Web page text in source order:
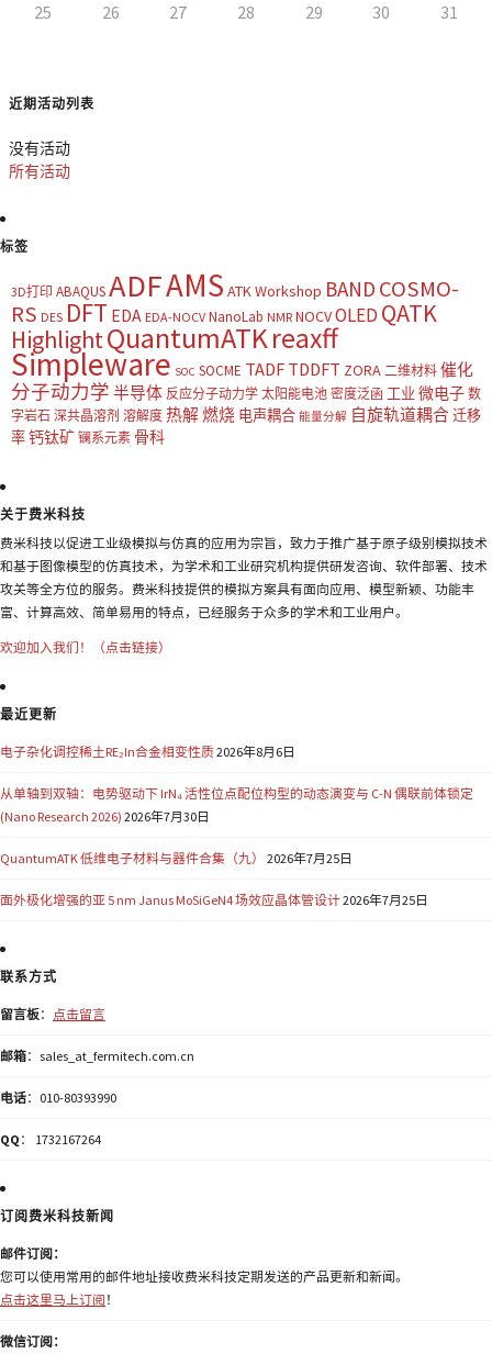
25 26 27 28 29 30 31
近期活动列表
没有活动
所有活动
标签
3D打印 ABAQUSADFAMS ATK Workshop BAND COSMO-
RS DES DFT EDA EDA-NOCV NanoLab NMR NOCVOLED QATK
HighlightQuantumATKreaxff
Simpleware SOC SOCME TADF TDDFT ZORA 二维材料 催化
分子动力学 半导体 反应分子动力学 太阳能电池 密度泛函 工业 微电子 数
字岩石 深共晶溶剂 溶解度 热解燃烧 电声耦合 能量分解 自旋轨道耦合迁移
率钙钛矿 镧系元素 骨科
关于费米科技
费米科技以促进工业级模拟与仿真的应用为宗旨，致力于推广基于原子级别模拟技术
和基于图像模型的仿真技术，为学术和工业研究机构提供研发咨询、软件部署、技术
攻关等全方位的服务。费米科技提供的模拟方案具有面向应用、模型新颖、功能丰
富、计算高效、简单易用的特点，已经服务于众多的学术和工业用户。
欢迎加入我们！（点击链接）
最近更新
电子杂化调控稀土RE₂In合金相变性质2026年8月6日
从单轴到双轴：电势驱动下 IrN₄ 活性位点配位构型的动态演变与 C-N 偶联前体锁定
(Nano Research 2026) 2026年7月30日
QuantumATK 低维电子材料与器件合集（九） 2026年7月25日
面外极化增强的亚 5 nm Janus MoSiGeN4 场效应晶体管设计2026年7月25日
联系方式
留言板： 点击留言
邮箱：sales_at_fermitech.com.cn
电话：010-80393990
QQ ： 1732167264
订阅费米科技新闻
邮件订阅：
您可以使用常用的邮件地址接收费米科技定期发送的产品更新和新闻。
点击这里马上订阅 ！
微信订阅：